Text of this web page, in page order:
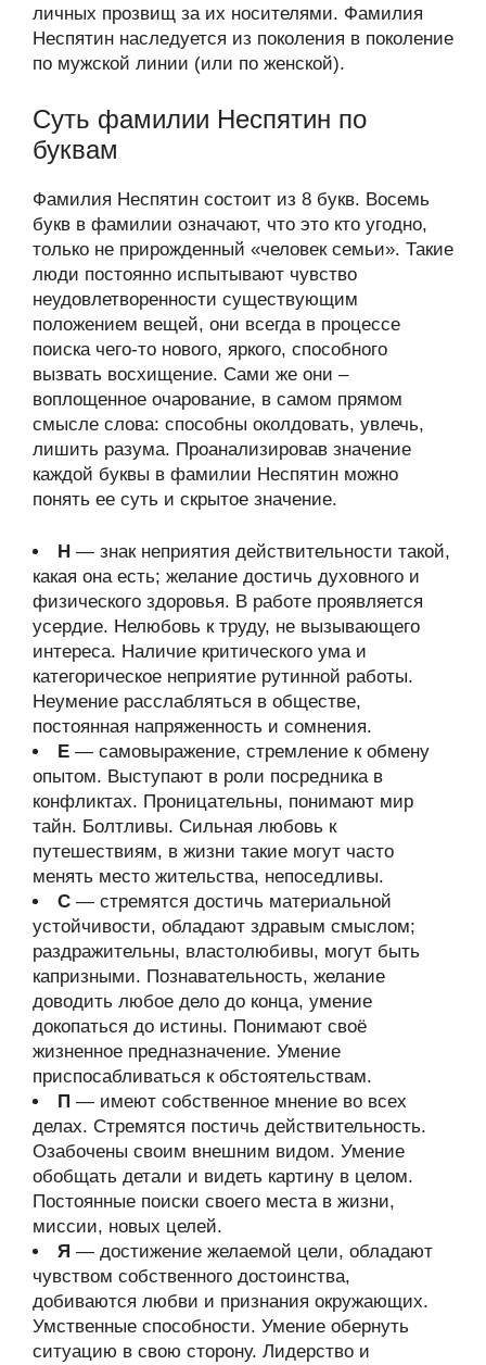
личных прозвищ за их носителями. Фамилия
Неспятин наследуется из поколения в поколение
по мужской линии (или по женской).
Суть фамилии Неспятин по
буквам
Фамилия Неспятин состоит из 8 букв. Восемь
букв в фамилии означают, что это кто угодно,
только не прирожденный «человек семьи». Такие
люди постоянно испытывают чувство
неудовлетворенности существующим
положением вещей, они всегда в процессе
поиска чего-то нового, яркого, способного
вызвать восхищение. Сами же они –
воплощенное очарование, в самом прямом
смысле слова: способны околдовать, увлечь,
лишить разума. Проанализировав значение
каждой буквы в фамилии Неспятин можно
понять ее суть и скрытое значение.
Н — знак неприятия действительности такой,
какая она есть; желание достичь духовного и
физического здоровья. В работе проявляется
усердие. Нелюбовь к труду, не вызывающего
интереса. Наличие критического ума и
категорическое неприятие рутинной работы.
Неумение расслабляться в обществе,
постоянная напряженность и сомнения.
Е — самовыражение, стремление к обмену
опытом. Выступают в роли посредника в
конфликтах. Проницательны, понимают мир
тайн. Болтливы. Сильная любовь к
путешествиям, в жизни такие могут часто
менять место жительства, непоседливы.
С — стремятся достичь материальной
устойчивости, обладают здравым смыслом;
раздражительны, властолюбивы, могут быть
капризными. Познавательность, желание
доводить любое дело до конца, умение
докопаться до истины. Понимают своё
жизненное предназначение. Умение
приспосабливаться к обстоятельствам.
П — имеют собственное мнение во всех
делах. Стремятся постичь действительность.
Озабочены своим внешним видом. Умение
обобщать детали и видеть картину в целом.
Постоянные поиски своего места в жизни,
миссии, новых целей.
Я — достижение желаемой цели, обладают
чувством собственного достоинства,
добиваются любви и признания окружающих.
Умственные способности. Умение обернуть
ситуацию в свою сторону. Лидерство и